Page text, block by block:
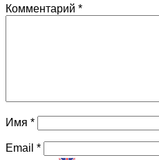
Комментарий *
Имя *
Email *